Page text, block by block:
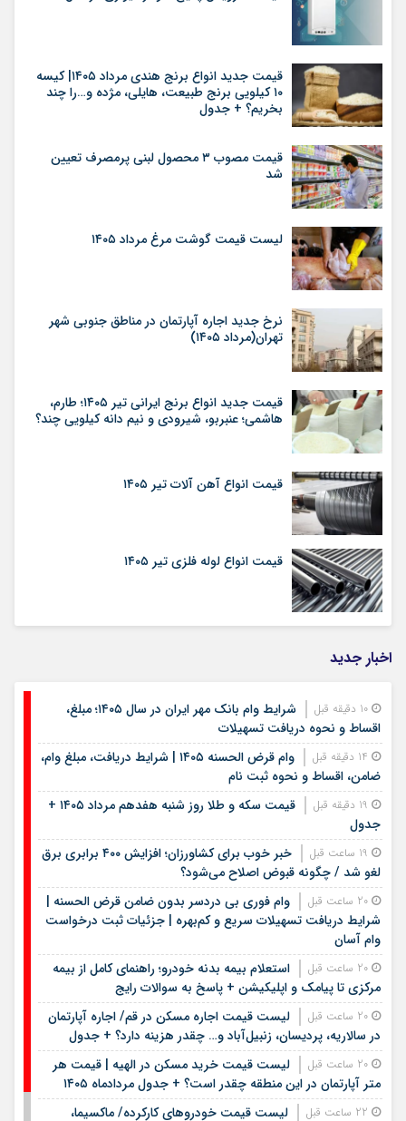
قیمت جدید انواع برنج هندی مرداد ۱۴۰۵| کیسه
۱۰ کیلویی برنج طبیعت، هایلی، مژده و…را چند
بخریم؟ + جدول
قیمت مصوب ۳ محصول لبنی پرمصرف تعیین
شد
لیست قیمت گوشت مرغ مرداد ۱۴۰۵
نرخ جدید اجاره آپارتمان در مناطق جنوبی شهر
تهران(مرداد ۱۴۰۵)
قیمت جدید انواع برنج ایرانی تیر ۱۴۰۵؛ طارم،
هاشمی؛ عنبربو، شیرودی و نیم دانه کیلویی چند؟
قیمت انواع آهن آلات تیر ۱۴۰۵
قیمت انواع لوله فلزی تیر ۱۴۰۵
اخبار جدید
شرایط وام بانک مهر ایران در سال ۱۴۰۵؛ مبلغ،
اقساط و نحوه دریافت تسهیلات
وام قرض الحسنه ۱۴۰۵ | شرایط دریافت، مبلغ وام،
ضامن، اقساط و نحوه ثبت نام
قیمت سکه و طلا روز شنبه هفدهم مرداد ۱۴۰۵ +
جدول
خبر خوب برای کشاورزان؛ افزایش ۴۰۰ برابری برق
لغو شد / چگونه قبوض اصلاح می‌شود؟
وام فوری بی دردسر بدون ضامن قرض الحسنه |
شرایط دریافت تسهیلات سریع و کم‌بهره | جزئیات ثبت درخواست
وام آسان
استعلام بیمه بدنه خودرو؛ راهنمای کامل از بیمه
مرکزی تا پیامک و اپلیکیشن + پاسخ به سوالات رایج
لیست قیمت اجاره مسکن در قم/ اجاره آپارتمان
در سالاریه، پردیسان، زنبیل‌آباد و… چقدر هزینه دارد؟ + جدول
لیست قیمت خرید مسکن در الهیه | قیمت هر
متر آپارتمان در این منطقه چقدر است؟ + جدول مردادماه ۱۴۰۵
لیست قیمت خودروهای کارکرده/ ماکسیما،